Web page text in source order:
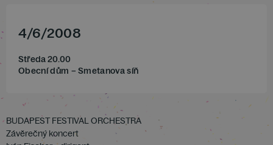
4/6/2008
Středa 20.00
Obecní dům – Smetanova síň
BUDAPEST FESTIVAL ORCHESTRA
Závěrečný koncert